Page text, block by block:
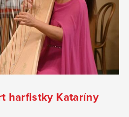
harfistky Kataríny